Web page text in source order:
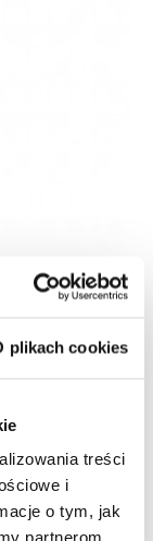
plikach cookies
treści
i
o tym, jak
partnerom
A60